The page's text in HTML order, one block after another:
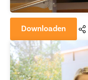
Downloaden